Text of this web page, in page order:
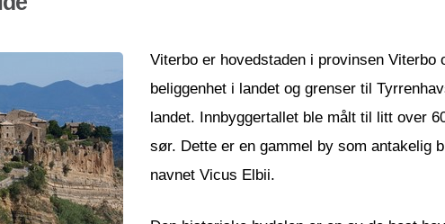
Viterbo er hovedstaden i provinsen
beliggenhet i landet og grenser til
landet. Innbyggertallet ble målt til litt over
sør. Dette er en gammel by som antakelig
navnet Vicus Elbii.